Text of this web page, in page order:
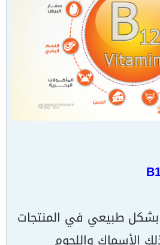
يوجد فيتامين B12 بشكل طبيعي في المنتجات